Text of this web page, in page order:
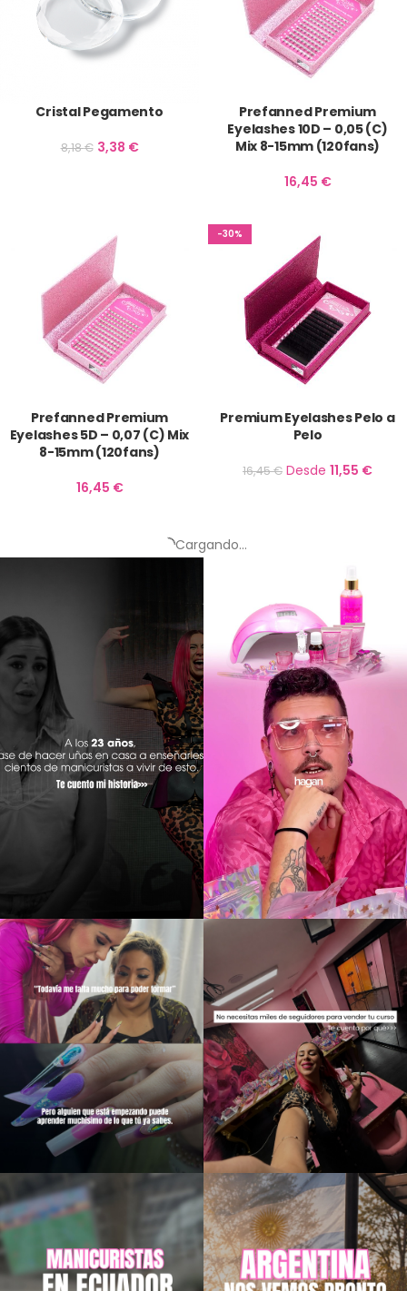
Cristal Pegamento
8,18€ 3,38 €
Prefanned Premium
Eyelashes 10D – 0,05 (C)
Mix 8-15mm (120fans)
16,45 €
Prefanned Premium
Eyelashes 5D – 0,07 (C) Mix
8-15mm (120fans)
16,45 €
-30%
Premium Eyelashes Pelo a
Pelo
16,45€ Desde 11,55 €
Volume Pro 2.0 Tweezer –
L Shape (Pinza volumen)
22,31€
Curved Lash Tweezer
(Pinza Curva)
22,31€
Pro Straight Lash Tweezer
(Pinza Recta)
22,31€
Straight Lash Tweezer
(Pinza Recta)
22,31€
-59%